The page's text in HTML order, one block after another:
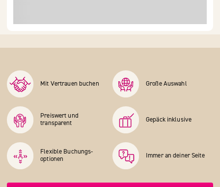
Mit Vertrauen buchen Große Auswahl
Preiswert und
transparent
Gepäck inklusive
Flexible Buchungs­
optionen
Immer an deiner Seite